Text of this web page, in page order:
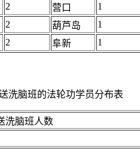
2 营口
1
2 葫芦岛
1
2 阜新 1
洗脑班的法轮功学员分布表
洗脑班人数